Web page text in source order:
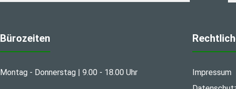
Bürozeiten
Montag - Donnerstag | 9.00 - 18.00 Uhr
Impressum